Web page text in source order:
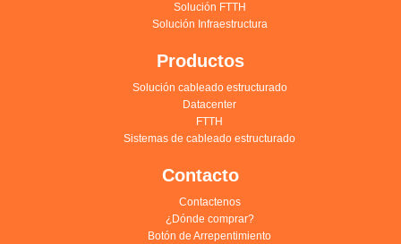
Solución FTTH
Solución Infraestructura
Productos
Solución cableado estructurado
Datacenter
FTTH
Sistemas de cableado estructurado
Contacto
Contactenos
¿Dónde comprar?
Botón de Arrepentimiento